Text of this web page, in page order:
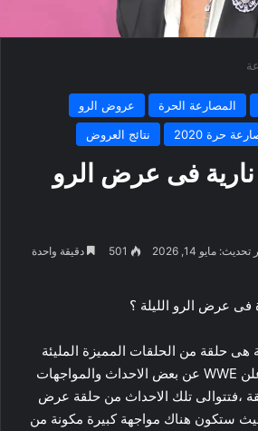
المصارعة الحرة
عروض الرو
حرة 2020 نتائج العروض
فى عرض الرو
مايو 14, 2026 501 دقيقة واحدة
فى عرض الرو الليلة ؟
هى حلقة من الحلقات المميزة المليئة
بالاحداث النارية ،حيث اعلن WWE عن بعض الاحداث والمواجهات
،فتتوالى تلك الاحداث من حلقة عرض
ستكون هناك مواجهة كبيرة مكونة من